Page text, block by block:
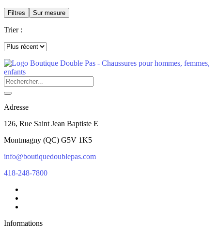
Filtres Sur mesure
Trier :
Adresse
126, Rue Saint Jean Baptiste E
Montmagny (QC) G5V 1K5
info@boutiquedoublepas.com
418-248-7800
Informations